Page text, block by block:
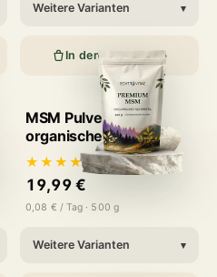
Weitere Varianten ▾
In den Warenkorb
MSM Pulver -
organischer Schwefel
★★★★★4,9(65)
19,99 €
0,08 € / Tag · 500 g
Weitere Varianten ▾